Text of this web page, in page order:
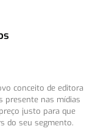
conceito de editora
presente nas mídias
justo para que
do seu segmento.